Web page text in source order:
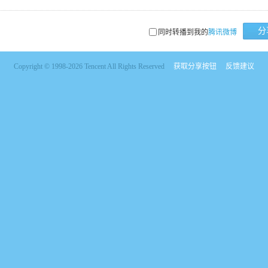
同时转播到我的腾讯微博 分
Copyright © 1998-2026 Tencent All Rights Reserved 获取分享按钮 反馈建议